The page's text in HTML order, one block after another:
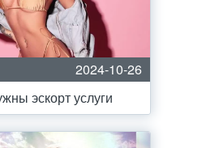
2024-10-26
эскорт услуги